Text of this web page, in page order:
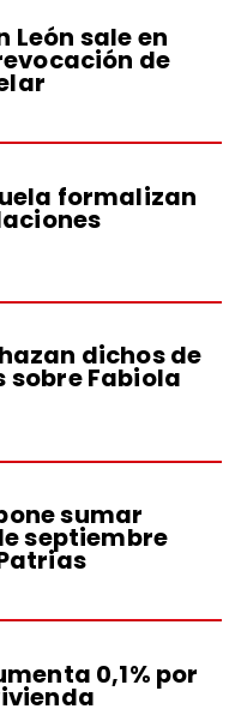
León sale en
de
formalizan
dichos de
sobre Fabiola
sumar
septiembre
0,1% por